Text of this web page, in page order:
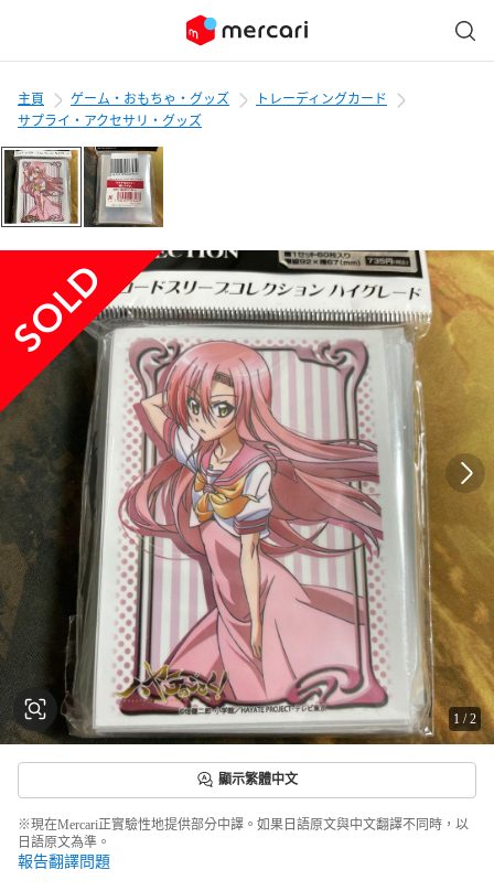
主頁 ゲーム・おもちゃ・グッズ
トレーディングカード
サプライ・アクセサリ・グッズ
1 /2
顯示繁體中文
※現在Mercari正實驗性地提供部分中譯。如果日語原文與中文翻譯不同時，以
日語原文為準。
報告翻譯問題